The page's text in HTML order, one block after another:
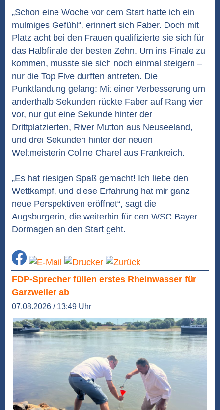
„Schon eine Woche vor dem Start hatte ich ein
mulmiges Gefühl“, erinnert sich Faber. Doch mit
Platz acht bei den Frauen qualifizierte sie sich für
das Halbfinale der besten Zehn. Um ins Finale zu
kommen, musste sie sich noch einmal steigern –
nur die Top Five durften antreten. Die
Punktlandung gelang: Mit einer Verbesserung um
anderthalb Sekunden rückte Faber auf Rang vier
vor, nur gut eine Sekunde hinter der
Drittplatzierten, River Mutton aus Neuseeland,
und drei Sekunden hinter der neuen
Weltmeisterin Coline Charel aus Frankreich.
„Es hat riesigen Spaß gemacht! Ich liebe den
Wettkampf, und diese Erfahrung hat mir ganz
neue Perspektiven eröffnet“, sagt die
Augsburgerin, die weiterhin für den WSC Bayer
Dormagen an den Start geht.
FDP-Sprecher füllen erstes Rheinwasser für
Garzweiler ab
07.08.2026 / 13:49 Uhr